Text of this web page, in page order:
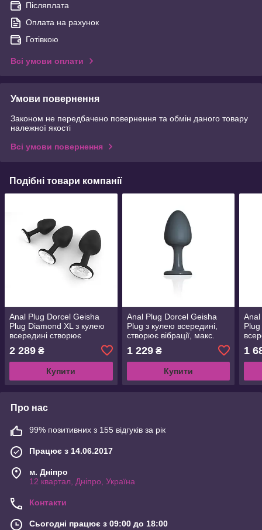
Післяплата
Оплата на рахунок
Готівкою
Всі умови оплати
Умови повернення
Законом не передбачено повернення та обмін даного товару
належної якості
Всі умови повернення
Подібні товари компанії
Anal Plug Dorcel Geisha
Plug Diamond XL з кулею
всередині створює
діаметр 4,5 см
2 289 ₴
Купити
Anal Plug Dorcel Geisha
Plug з кулею всередині,
створює вібрації, макс.
1 229₴
Купити
см
1
Про нас
99% позитивних з 155 відгуків за рік
Працює з 14.06.2017
м. Дніпро
12 квартал, Дніпро, Україна
Контакти
Сьогодні працює з 09:00 до 18:00